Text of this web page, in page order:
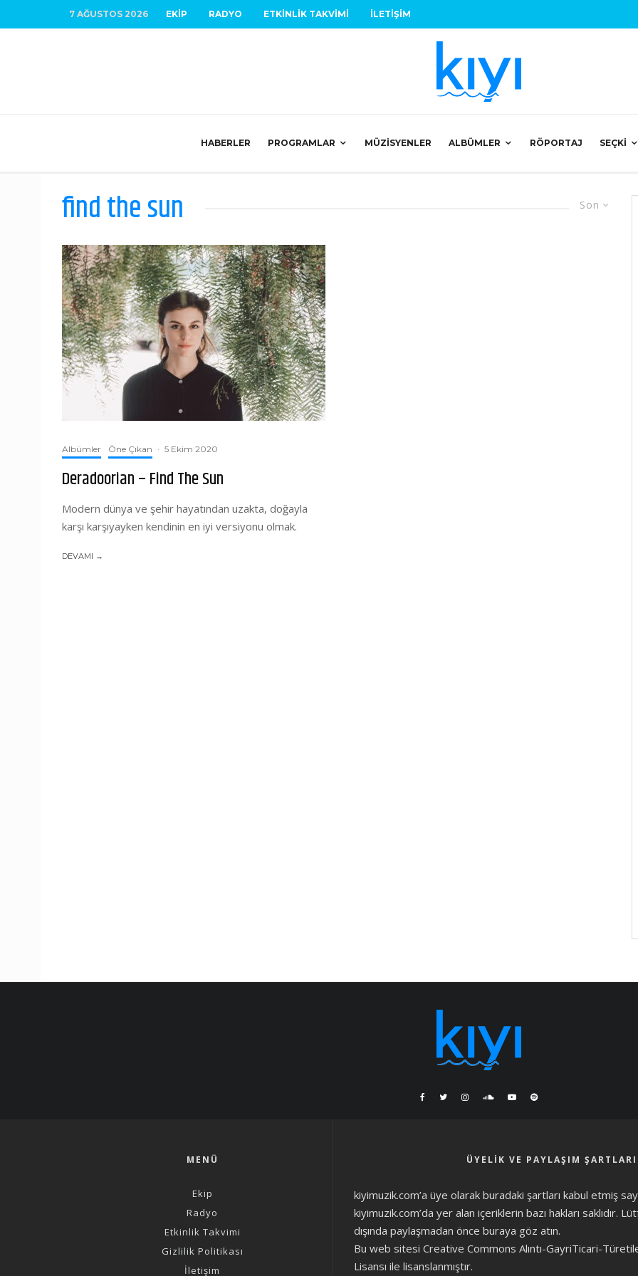
7 AĞUSTOS 2026 EKIP RADYO ETKINLIK TAKVIMI İLETIŞIM
HABERLER PROGRAMLAR MÜZISYENLER ALBÜMLER RÖPORTAJ SEÇKI
Son
find the sun
Albümler Öne Çıkan · 5 Ekim 2020
Deradoorian – Find The Sun
Modern dünya ve şehir hayatından uzakta, doğayla
karşı karşıyayken kendinin en iyi versiyonu olmak.
DEVAMI →
MENÜ
Ekip
Radyo
Etkinlik Takvimi
Gizlilik Politikası
İletişim
ÜYELIK VE PAYLAŞIM ŞARTLARI
kiyimuzik.com’a üye olarak buradaki şartları kabul etmiş
kiyimuzik.com’da yer alan içeriklerin bazı hakları saklıdır.
dışında paylaşmadan önce buraya göz atın.
Bu web sitesi Creative Commons Alıntı-GayriTicari-
Lisansı ile lisanslanmıştır.